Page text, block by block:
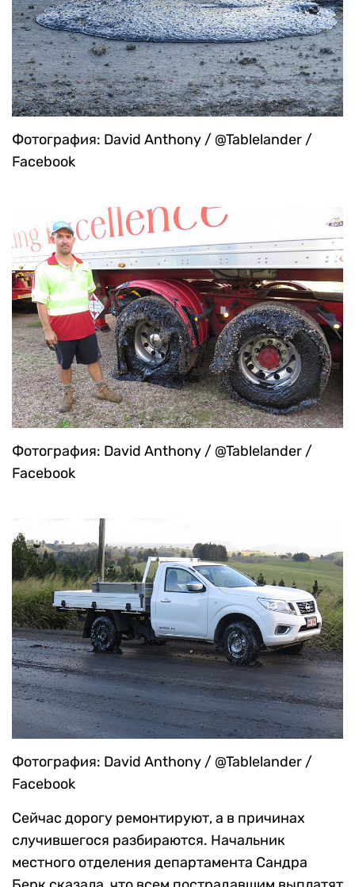
Фотография: David Anthony / @Tablelander /
Facebook
Фотография: David Anthony / @Tablelander /
Facebook
Фотография: David Anthony / @Tablelander /
Facebook
Сейчас дорогу ремонтируют, а в причинах
случившегося разбираются. Начальник
местного отделения департамента Сандра